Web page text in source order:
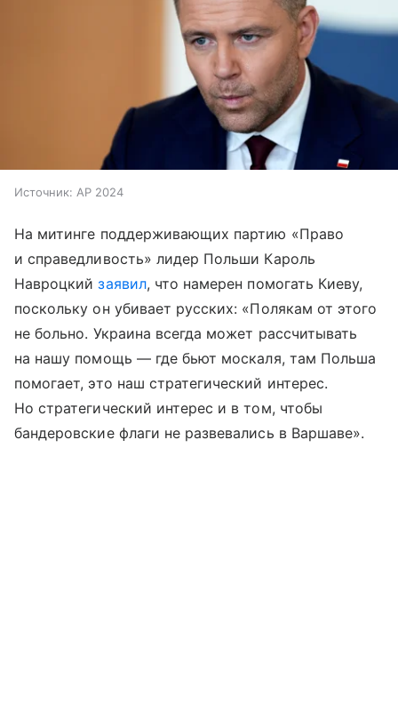
Источник: AP 2024
На митинге поддерживающих партию «Право
и справедливость» лидер Польши Кароль
Навроцкийзаявил, что намерен помогать Киеву,
поскольку он убивает русских: «Полякам от этого
не больно. Украина всегда может рассчитывать
на нашу помощь — где бьют москаля, там Польша
помогает, это наш стратегический интерес.
Но стратегический интерес и в том, чтобы
бандеровские флаги не развевались в Варшаве».